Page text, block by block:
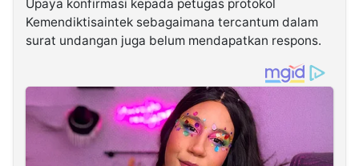
Upaya konfirmasi kepada petugas protokol
Kemendiktisaintek sebagaimana tercantum dalam
surat undangan juga belum mendapatkan respons.